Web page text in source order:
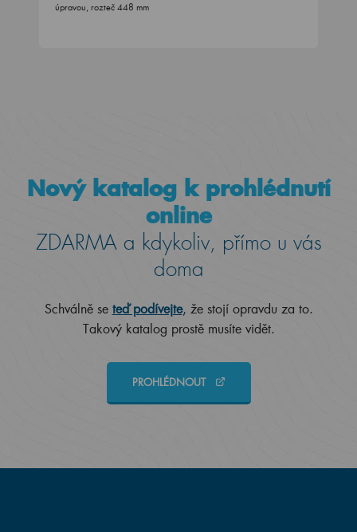
úpravou, rozteč 448 mm
Nový katalog k prohlédnutí
online
ZDARMA a kdykoliv, přímo u vás
doma
Schválně se teď podívejte, že stojí opravdu za to.
Takový katalog prostě musíte vidět.
PROHLÉDNOUT